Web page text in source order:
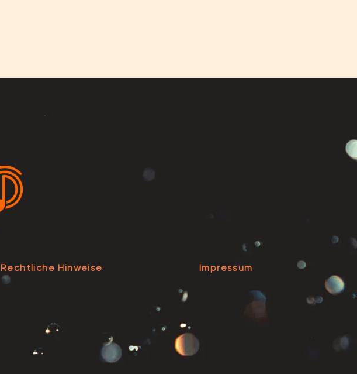
Rechtliche Hinweise Impressum